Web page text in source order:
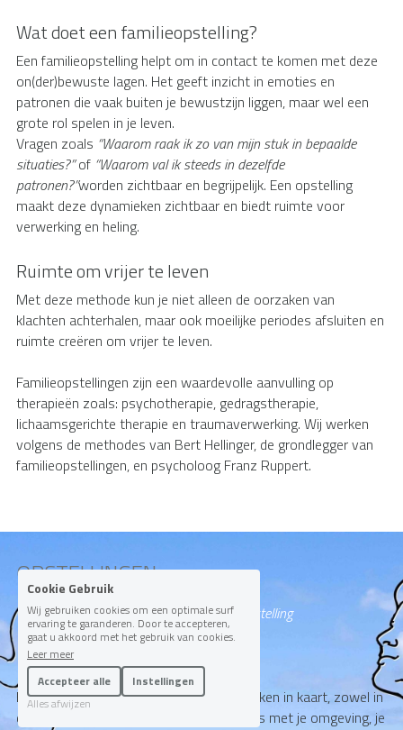
Wat doet een familieopstelling?
Een familieopstelling helpt om in contact te komen met deze
on(der)bewuste lagen. Het geeft inzicht in emoties en
patronen die vaak buiten je bewustzijn liggen, maar wel een
grote rol spelen in je leven.
Vragen zoals “Waarom raak ik zo van mijn stuk in bepaalde
situaties?” of “Waarom val ik steeds in dezelfde
patronen?”worden zichtbaar en begrijpelijk. Een opstelling
maakt deze dynamieken zichtbaar en biedt ruimte voor
verwerking en heling.
Ruimte om vrijer te leven
Met deze methode kun je niet alleen de oorzaken van
klachten achterhalen, maar ook moeilijke periodes afsluiten en
ruimte creëren om vrijer te leven.
Familieopstellingen zijn een waardevolle aanvulling op
therapieën zoals: psychotherapie, gedragstherapie,
lichaamsgerichte therapie en traumaverwerking. Wij werken
volgens de methodes van Bert Hellinger, de grondlegger van
familieopstellingen, en psycholoog Franz Ruppert.
OPSTELLINGEN
Ontdek verborgen dynamieken met een opstelling
Een opstelling brengt verborgen dynamieken in kaart, zowel in
de relaties met de mensen om je heen als met je omgeving, je
Cookie Gebruik
Wij gebruiken cookies om een optimale surf
ervaring te garanderen. Door te accepteren,
gaat u akkoord met het gebruik van cookies.
Leer meer
Accepteer alle
Instellingen
Alles afwijzen